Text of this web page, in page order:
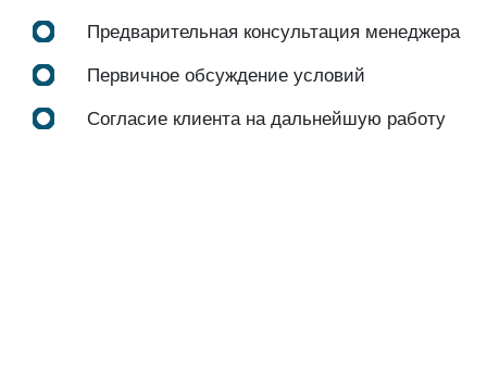
Предварительная консультация менеджера
Первичное обсуждение условий
Согласие клиента на дальнейшую работу